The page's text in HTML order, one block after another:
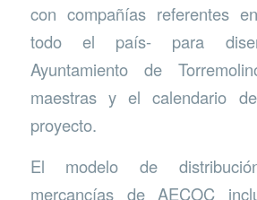
con compañías referentes
todo el país- para
Ayuntamiento de
maestras y el calendario
proyecto.
El modelo de
mercancías de AECOC